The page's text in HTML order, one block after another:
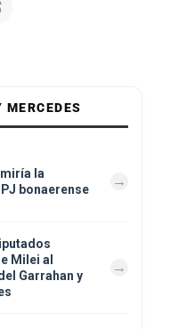
MERCEDES
la
bonaerense
Milei al
Garrahan y